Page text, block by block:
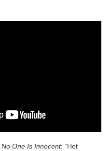
No One Is Innocent: “Het